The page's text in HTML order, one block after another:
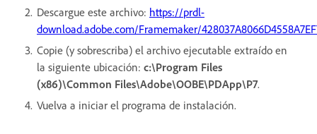
Descargue este archivo: https://prdl-
download.adobe.com/Framemaker/
Copie (y sobrescriba) el archivo ejecutable extraído en
la siguiente ubicación: c:\Program Files
(x86)\Common Files\Adobe\OOBE\PDApp\P7.
Vuelva a iniciar el programa de instalación.